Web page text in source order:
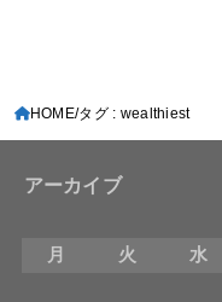
HOME タグ : wealthiest
アーカイブ
月
火 水